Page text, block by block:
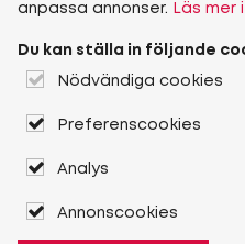
anpassa annonser.
Läs mer
Du kan ställa in följande
Nödvändiga cookies
Preferenscookies
Analys
Annonscookies